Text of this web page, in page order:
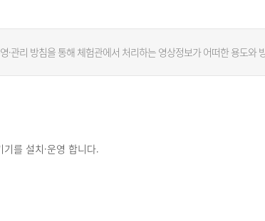
·관리 방침을 통해 체험관에서 처리하는 영상정보가 어떠한 용도와
를 설치·운영 합니다.